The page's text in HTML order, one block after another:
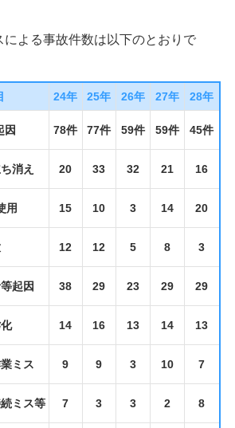
よる事故件数は以下のとおりで
24年 25年 26年 27年 28年
因 78件 77件 59件 59件 45件
消え 20 33 32 21 16
用 15 10 3 14 20
12 12 5 8 3
起因 38 29 23 29 29
14 16 13 14 13
ミス 9 9 3 10 7
ミス等 7 3 3 2 8